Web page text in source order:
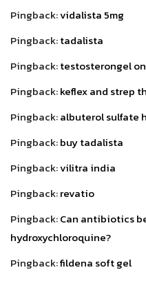
Pingback:vidalista 5mg
Pingback:tadalista
Pingback:testosterongel
Pingback:keflex and strep
Pingback:albuterol sulfate
Pingback:buy tadalista
Pingback:vilitra india
Pingback:revatio
Pingback:Can antibiotics
hydroxychloroquine?
Pingback:fildena soft gel